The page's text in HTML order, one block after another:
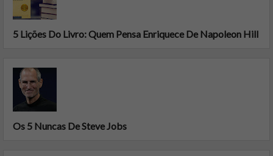
5 Lições Do Livro: Quem Pensa Enriquece De Napoleon Hill
Os 5 Nuncas De Steve Jobs